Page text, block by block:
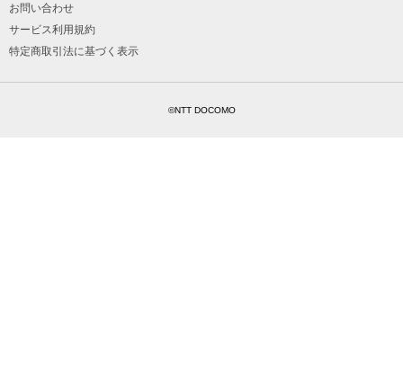
お問い合わせ
サービス利用規約
特定商取引法に基づく表示
©NTT DOCOMO